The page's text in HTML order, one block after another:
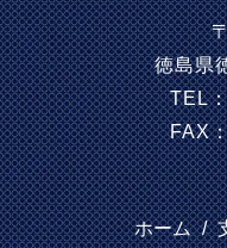
徳島県
TEL
FAX
ホーム /